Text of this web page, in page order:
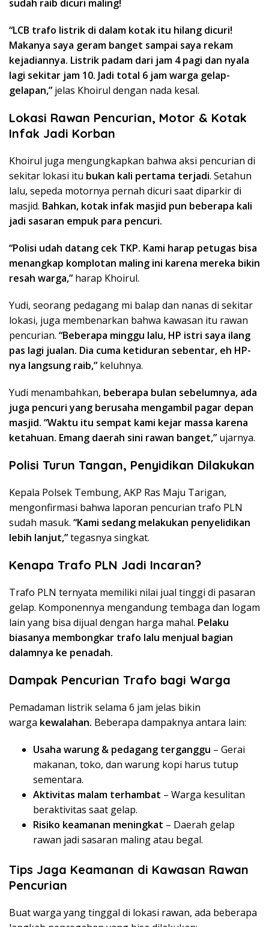
sudah raib dicuri maling!
“LCB trafo listrik di dalam kotak itu hilang dicuri!
Makanya saya geram banget sampai saya rekam
kejadiannya. Listrik padam dari jam 4 pagi dan nyala
lagi sekitar jam 10. Jadi total 6 jam warga gelap-
gelapan,” jelas Khoirul dengan nada kesal.
Lokasi Rawan Pencurian, Motor & Kotak
Infak Jadi Korban
Khoirul juga mengungkapkan bahwa aksi pencurian di
sekitar lokasi itu bukan kali pertama terjadi. Setahun
lalu, sepeda motornya pernah dicuri saat diparkir di
masjid. Bahkan, kotak infak masjid pun beberapa kali
jadi sasaran empuk para pencuri.
“Polisi udah datang cek TKP. Kami harap petugas bisa
menangkap komplotan maling ini karena mereka bikin
resah warga,” harap Khoirul.
Yudi, seorang pedagang mi balap dan nanas di sekitar
lokasi, juga membenarkan bahwa kawasan itu rawan
pencurian. “Beberapa minggu lalu, HP istri saya ilang
pas lagi jualan. Dia cuma ketiduran sebentar, eh HP-
nya langsung raib,” keluhnya.
Yudi menambahkan, beberapa bulan sebelumnya, ada
juga pencuri yang berusaha mengambil pagar depan
masjid. “Waktu itu sempat kami kejar massa karena
ketahuan. Emang daerah sini rawan banget,” ujarnya.
Polisi Turun Tangan, Penyidikan Dilakukan
Kepala Polsek Tembung, AKP Ras Maju Tarigan,
mengonfirmasi bahwa laporan pencurian trafo PLN
sudah masuk. “Kami sedang melakukan penyelidikan
lebih lanjut,”tegasnya singkat.
Kenapa Trafo PLN Jadi Incaran?
Trafo PLN ternyata memiliki nilai jual tinggi di pasaran
gelap. Komponennya mengandung tembaga dan logam
lain yang bisa dijual dengan harga mahal. Pelaku
biasanya membongkar trafo lalu menjual bagian
dalamnya ke penadah.
Dampak Pencurian Trafo bagi Warga
Pemadaman listrik selama 6 jam jelas bikin
warga kewalahan. Beberapa dampaknya antara lain:
Usaha warung & pedagang terganggu – Gerai
makanan, toko, dan warung kopi harus tutup
sementara.
Aktivitas malam terhambat – Warga kesulitan
beraktivitas saat gelap.
Risiko keamanan meningkat – Daerah gelap
rawan jadi sasaran maling atau begal.
Tips Jaga Keamanan di Kawasan Rawan
Pencurian
Buat warga yang tinggal di lokasi rawan, ada beberapa